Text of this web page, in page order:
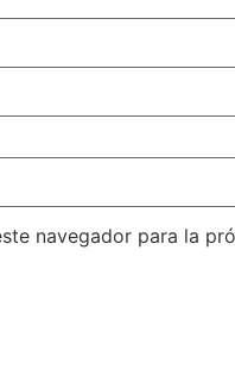
navegador para la